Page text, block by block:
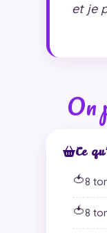
et je
On
Ce
🍅8
🍅8